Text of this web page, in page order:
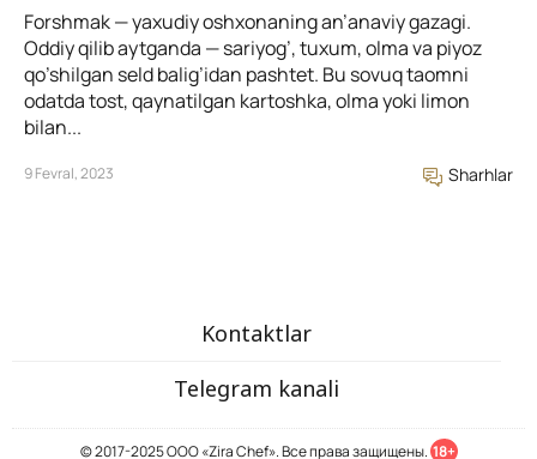
Forshmak — yaxudiy oshxonaning an’anaviy gazagi.
Oddiy qilib aytganda — sariyog’, tuxum, olma va piyoz
qo’shilgan seld balig’idan pashtet. Bu sovuq taomni
odatda tost, qaynatilgan kartoshka, olma yoki limon
bilan...
9 Fevral, 2023 Sharhlar
Kontaktlar
Telegram kanali
© 2017-2025 ООО «Zira Chef». Все права защищены. 18+